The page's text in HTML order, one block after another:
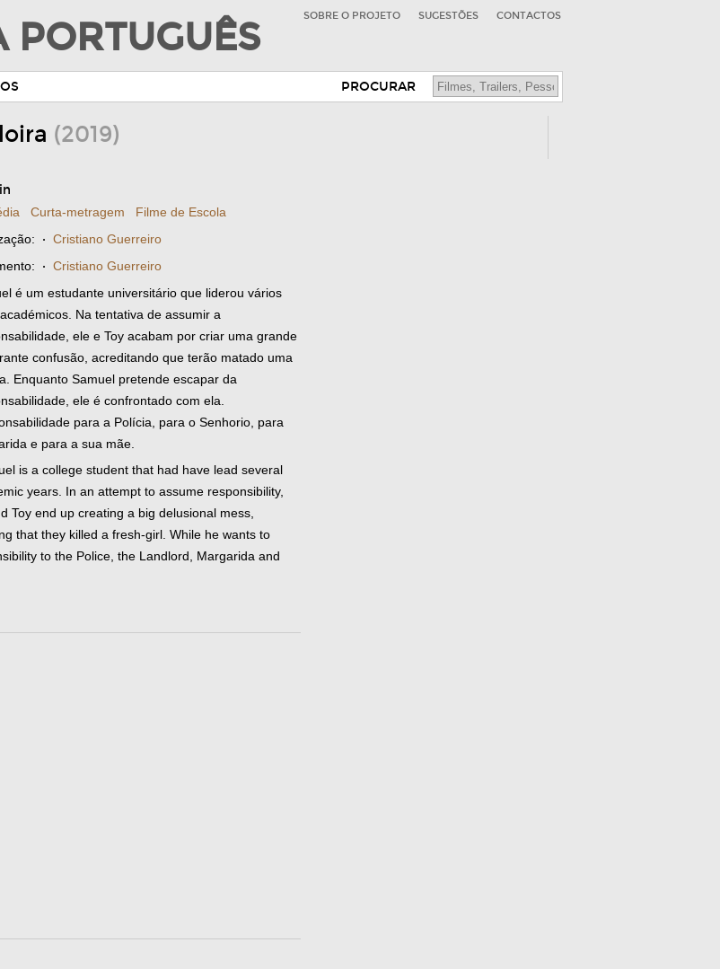
PORTUGUÊS SOBRE O PROJETO SUGESTÕES CONTACTOS
PROCURAR
(2019)
Curta-metragem
Filme de Escola
· Cristiano Guerreiro
· Cristiano Guerreiro
é um estudante universitário que liderou vários
Na tentativa de assumir a
ele e Toy acabam por criar uma grande
confusão, acreditando que terão matado uma
Enquanto Samuel pretende escapar da
ele é confrontado com ela.
para a Polícia, para o Senhorio, para
e para a sua mãe.
is a college student that had have lead several
years. In an attempt to assume responsibility,
Toy end up creating a big delusional mess,
that they killed a fresh-girl. While he wants to
to the Police, the Landlord, Margarida and